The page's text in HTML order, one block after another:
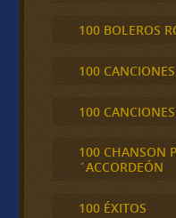
100 BOLEROS
100
100
100 CHANSON
´ACCORDEÓN
100 ÉXITOS